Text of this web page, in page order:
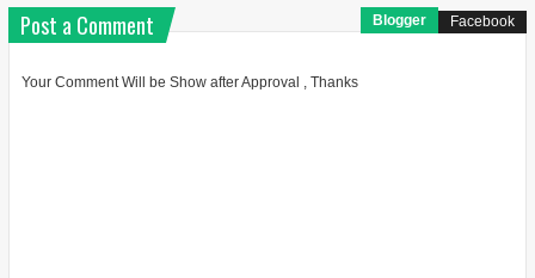
Post a Comment Blogger Facebook
Your Comment Will be Show after Approval , Thanks